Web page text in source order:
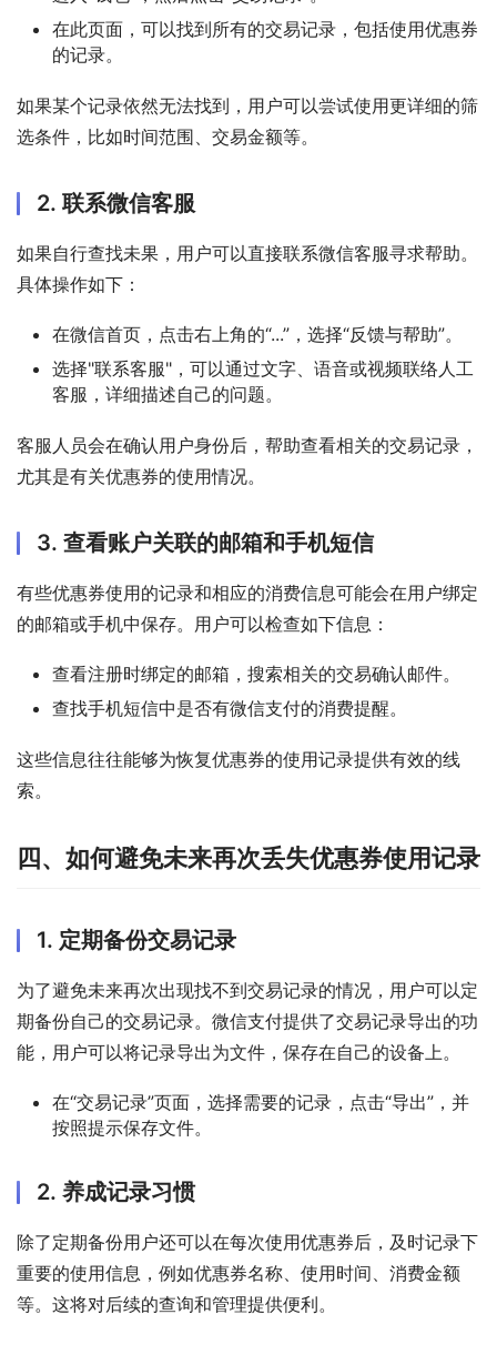
在此页面，可以找到所有的交易记录，包括使用优惠券
的记录。
如果某个记录依然无法找到，用户可以尝试使用更详细的筛
选条件，比如时间范围、交易金额等。
2. 联系微信客服
如果自行查找未果，用户可以直接联系微信客服寻求帮助。
具体操作如下：
在微信首页，点击右上角的“...”，选择“反馈与帮助”。
选择"联系客服"，可以通过文字、语音或视频联络人工
客服，详细描述自己的问题。
客服人员会在确认用户身份后，帮助查看相关的交易记录，
尤其是有关优惠券的使用情况。
3. 查看账户关联的邮箱和手机短信
有些优惠券使用的记录和相应的消费信息可能会在用户绑定
的邮箱或手机中保存。用户可以检查如下信息：
查看注册时绑定的邮箱，搜索相关的交易确认邮件。
查找手机短信中是否有微信支付的消费提醒。
这些信息往往能够为恢复优惠券的使用记录提供有效的线
索。
四、如何避免未来再次丢失优惠券使用记录
1. 定期备份交易记录
为了避免未来再次出现找不到交易记录的情况，用户可以定
期备份自己的交易记录。微信支付提供了交易记录导出的功
能，用户可以将记录导出为文件，保存在自己的设备上。
在“交易记录”页面，选择需要的记录，点击“导出”，并
按照提示保存文件。
2. 养成记录习惯
除了定期备份用户还可以在每次使用优惠券后，及时记录下
重要的使用信息，例如优惠券名称、使用时间、消费金额
等。这将对后续的查询和管理提供便利。